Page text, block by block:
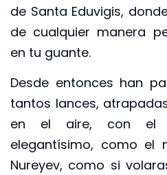
de Santa Eduvigis,
de cualquier manera
en tu guante.
Desde entonces han
tantos lances,
en el aire, con el
elegantísimo, como el
Nureyev, como si